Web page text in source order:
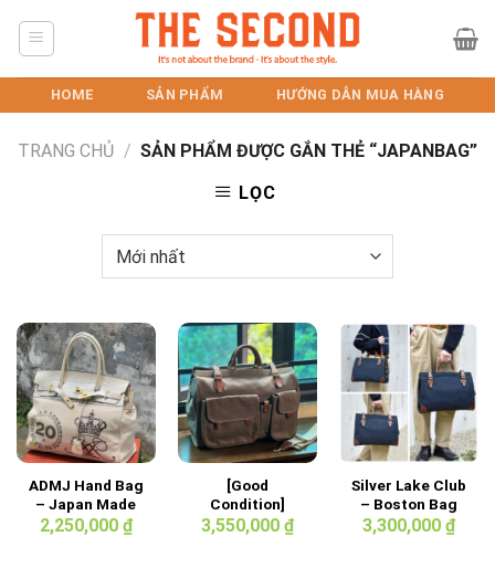
HOME SẢN PHẨM HƯỚNG DẪN MUA HÀNG
TRANG CHỦ / SẢN PHẨM ĐƯỢC GẮN THẺ “JAPANBAG”
LỌC
ADMJ Hand Bag
– Japan Made
2,250,000 ₫
[Good
Condition]
Silver Lake Club
3,550,000 ₫
Silver Lake Club
– Boston Bag
42cm
3,300,000 ₫